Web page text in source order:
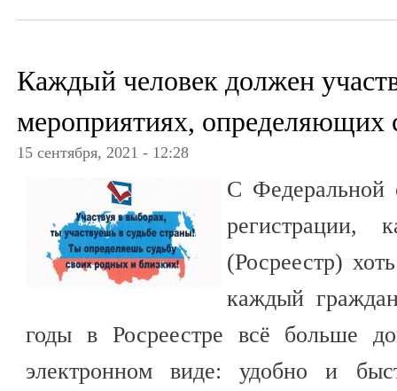
Каждый человек должен
мероприятиях, определяющих
15 сентября, 2021 - 12:28
С Федеральной
регистрации,
(Росреестр)
каждый
годы в Росреестре всё больше
электронном виде: удобно и